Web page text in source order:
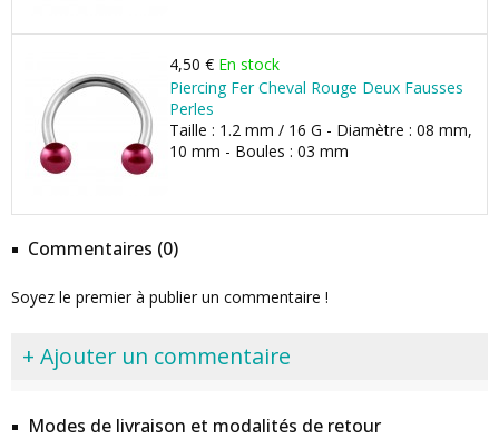
4,50 € En stock
Piercing Fer Cheval Rouge Deux Fausses
Perles
Taille : 1.2 mm / 16 G - Diamètre : 08 mm,
10 mm - Boules : 03 mm
Commentaires (0)
Soyez le premier à publier un commentaire !
+ Ajouter un commentaire
Modes de livraison et modalités de retour